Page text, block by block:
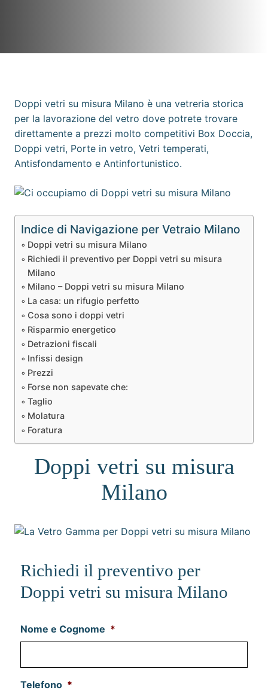
Doppi vetri su misura Milano è una vetreria storica
per la lavorazione del vetro dove potrete trovare
direttamente a prezzi molto competitivi Box Doccia,
Doppi vetri, Porte in vetro, Vetri temperati,
Antisfondamento e Antinfortunistico.
Indice di Navigazione per Vetraio Milano
Doppi vetri su misura Milano
Richiedi il preventivo per Doppi vetri su misura
Milano
Milano – Doppi vetri su misura Milano
La casa: un rifugio perfetto
Cosa sono i doppi vetri
Risparmio energetico
Detrazioni fiscali
Infissi design
Prezzi
Forse non sapevate che:
Taglio
Molatura
Foratura
Doppi vetri su misura
Milano
Richiedi il preventivo per
Doppi vetri su misura Milano
Nome e Cognome *
Telefono *